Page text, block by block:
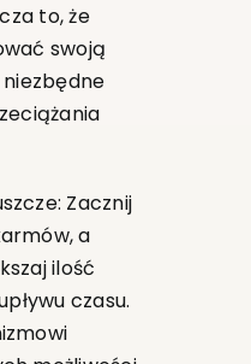
to, że
swoją
Zacznij
a
ilość
czasu.